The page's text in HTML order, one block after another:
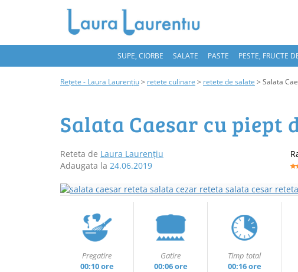
SUPE, CIORBE SALATE PASTE PESTE, FRUCTE
Rețete - Laura Laurențiu> retete culinare > retete de salate > Salata
Salata Caesar cu piept
Reteta de Laura Laurențiu
Adaugata la 24.06.2019
Pregatire
00:10 ore
Gatire
00:06 ore
Timp total
00:16 ore